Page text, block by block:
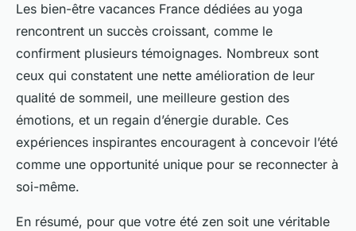
Les bien-être vacances France dédiées au yoga
rencontrent un succès croissant, comme le
confirment plusieurs témoignages. Nombreux sont
ceux qui constatent une nette amélioration de leur
qualité de sommeil, une meilleure gestion des
émotions, et un regain d’énergie durable. Ces
expériences inspirantes encouragent à concevoir l’été
comme une opportunité unique pour se reconnecter à
soi-même.
En résumé, pour que votre été zen soit une véritable